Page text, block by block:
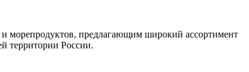
морепродуктов, предлагающим широкий ассортимент
территории России.